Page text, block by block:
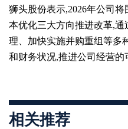
狮头股份表示,2026年公司
本优化三大方向推进改革,
理、加快实施并购重组等多
和财务状况,推进公司经营的
相关推荐